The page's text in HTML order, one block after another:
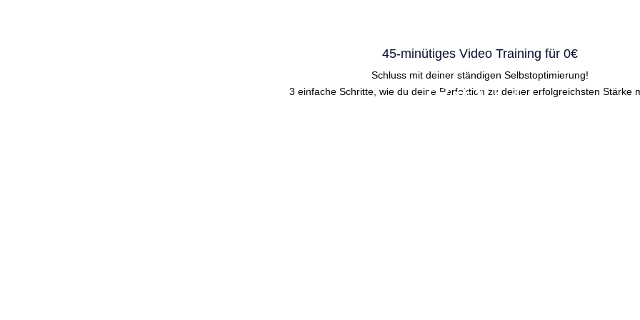
45-minütiges Video Training für 0€
Schluss mit deiner ständigen Selbstoptimierung!
3 einfache Schritte, wie du deine Perfektion zu deiner erfolgreichsten Stärke
&#x22;